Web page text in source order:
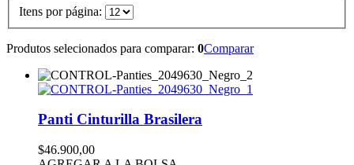
Itens por página:
Produtos selecionados para comparar: 0Comparar
Panti Cinturilla Brasilera
$46.900,00